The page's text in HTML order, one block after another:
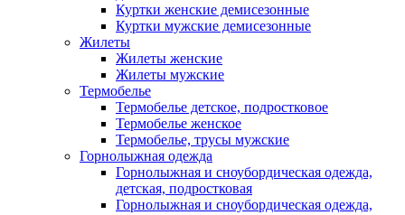
Куртки женские демисезонные
Куртки мужские демисезонные
Жилеты
Жилеты женские
Жилеты мужские
Термобелье
Термобелье детское, подростковое
Термобелье женское
Термобелье, трусы мужские
Горнолыжная одежда
Горнолыжная и сноубордическая одежда,
детская, подростковая
Горнолыжная и сноубордическая одежда,